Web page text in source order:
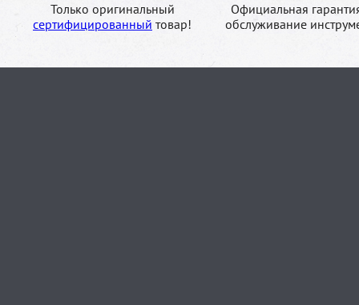
Только оригинальный
сертифицированный товар!
Официальная
обслуживание